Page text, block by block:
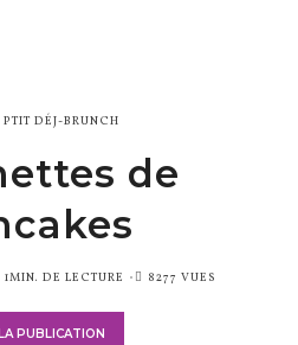
PTIT DÉJ-BRUNCH
de
1MIN. DE LECTURE 8277 VUES
PUBLICATION